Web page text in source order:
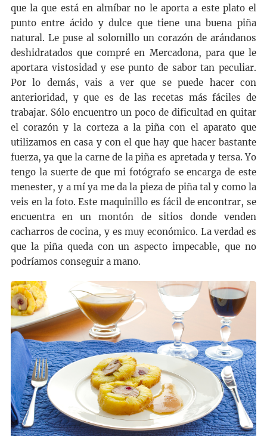
que la que está en almíbar no le aporta a este plato el
punto entre ácido y dulce que tiene una buena piña
natural. Le puse al solomillo un corazón de arándanos
deshidratados que compré en Mercadona, para que le
aportara vistosidad y ese punto de sabor tan peculiar.
Por lo demás, vais a ver que se puede hacer con
anterioridad, y que es de las recetas más fáciles de
trabajar. Sólo encuentro un poco de dificultad en quitar
el corazón y la corteza a la piña con el aparato que
utilizamos en casa y con el que hay que hacer bastante
fuerza, ya que la carne de la piña es apretada y tersa. Yo
tengo la suerte de que mi fotógrafo se encarga de este
menester, y a mí ya me da la pieza de piña tal y como la
veis en la foto. Este maquinillo es fácil de encontrar, se
encuentra en un montón de sitios donde venden
cacharros de cocina, y es muy económico. La verdad es
que la piña queda con un aspecto impecable, que no
podríamos conseguir a mano.